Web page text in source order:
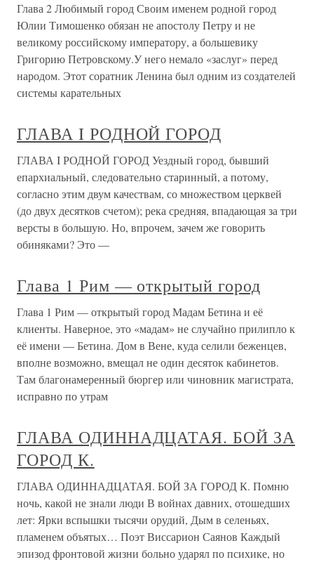
Глава 2 Любимый город Своим именем родной город
Юлии Тимошенко обязан не апостолу Петру и не
великому российскому императору, а большевику
Григорию Петровскому.У него немало «заслуг» перед
народом. Этот соратник Ленина был одним из создателей
системы карательных
ГЛАВА I РОДНОЙ ГОРОД
ГЛАВА I РОДНОЙ ГОРОД Уездный город, бывший
епархиальный, следовательно старинный, а потому,
согласно этим двум качествам, со множеством церквей
(до двух десятков счетом); река средняя, впадающая за три
версты в большую. Но, впрочем, зачем же говорить
обиняками? Это —
Глава 1 Рим — открытый город
Глава 1 Рим — открытый город Мадам Бетина и её
клиенты. Наверное, это «мадам» не случайно прилипло к
её имени — Бетина. Дом в Вене, куда селили беженцев,
вполне возможно, вмещал не один десяток кабинетов.
Там благонамеренный бюргер или чиновник магистрата,
исправно по утрам
ГЛАВА ОДИННАДЦАТАЯ. БОЙ ЗА
ГОРОД К.
ГЛАВА ОДИННАДЦАТАЯ. БОЙ ЗА ГОРОД К. Помню
ночь, какой не знали люди В войнах давних, отошедших
лет: Ярки вспышки тысячи орудий, Дым в селеньях,
пламенем объятых… Поэт Виссарион Саянов Каждый
эпизод фронтовой жизни больно ударял по психике, но